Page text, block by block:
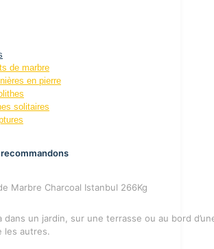
de marbre
en pierre
solitaires
Marbre Charcoal Istanbul 266Kg
dans un jardin, sur une terrasse ou au bord
les autres.